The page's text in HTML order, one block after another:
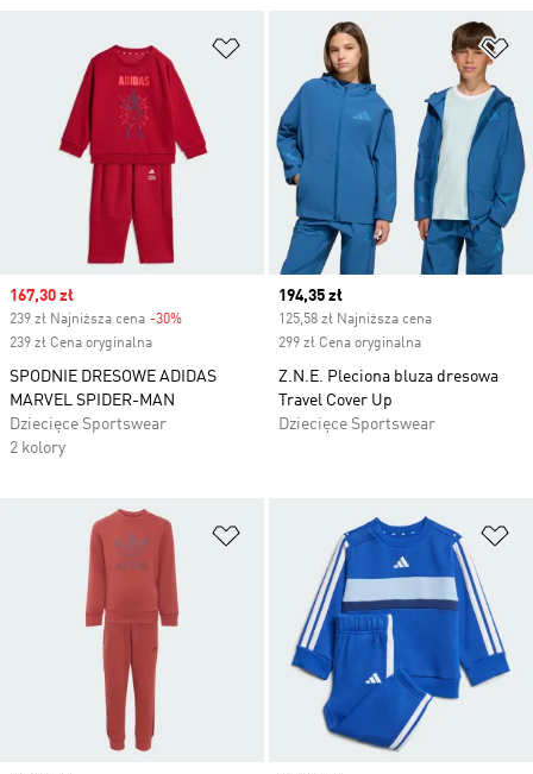
Dodaj do listy życzeń
Sale price
167,30 zł
239 zł Najniższa cena -30%
239 zł Cena oryginalna
SPODNIE DRESOWE ADIDAS
MARVEL SPIDER-MAN
Dziecięce Sportswear
2 kolory
Current price
194,35 zł
125,58 zł Najniższa cena
299 zł Cena oryginalna
Z.N.E. Pleciona bluza dresowa
Travel Cover Up
Dziecięce Sportswear
Dodaj do listy życzeń